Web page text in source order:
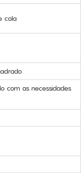
cola
com as necessidades